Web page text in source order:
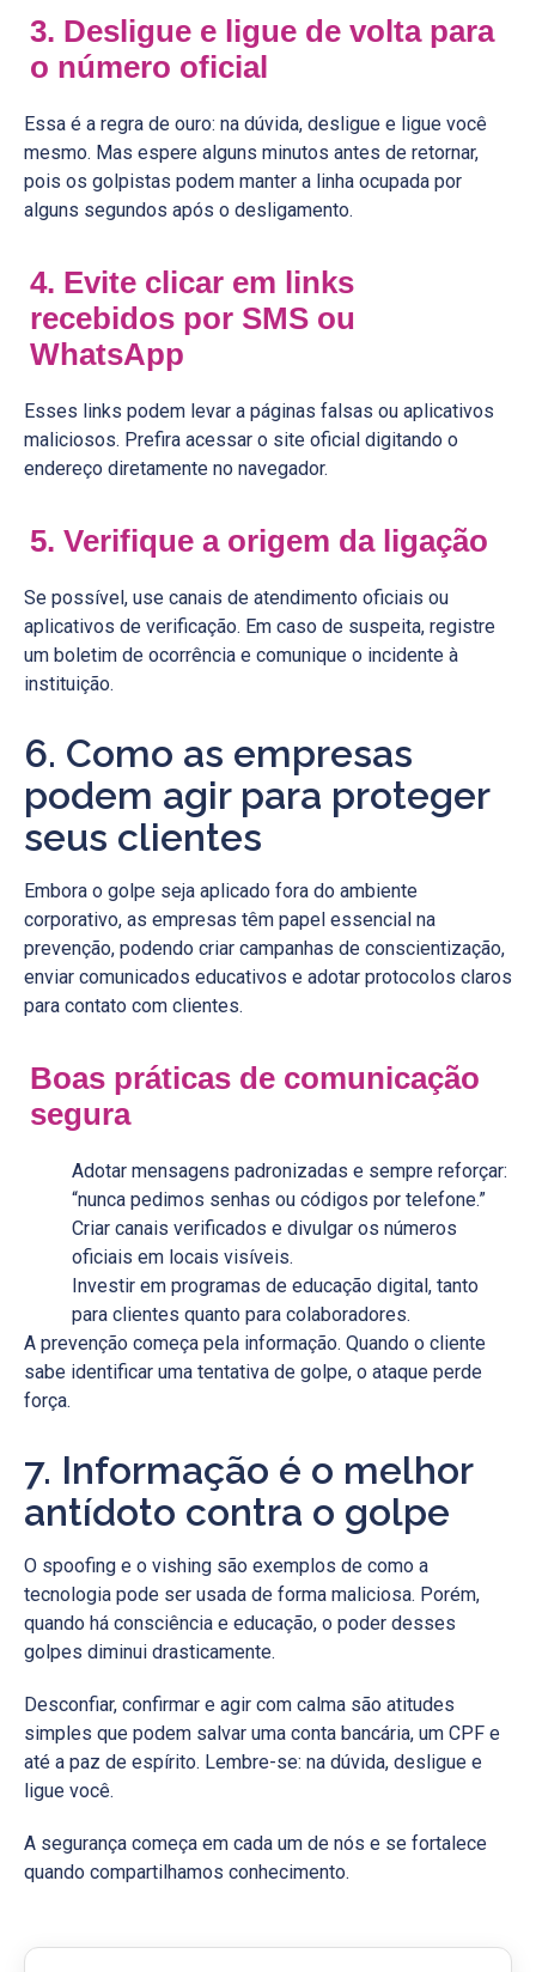
3. Desligue e ligue de volta para
o número oficial
Essa é a regra de ouro: na dúvida, desligue e ligue você
mesmo. Mas espere alguns minutos antes de retornar,
pois os golpistas podem manter a linha ocupada por
alguns segundos após o desligamento.
4. Evite clicar em links
recebidos por SMS ou
WhatsApp
Esses links podem levar a páginas falsas ou aplicativos
maliciosos. Prefira acessar o site oficial digitando o
endereço diretamente no navegador.
5. Verifique a origem da ligação
Se possível, use canais de atendimento oficiais ou
aplicativos de verificação. Em caso de suspeita, registre
um boletim de ocorrência e comunique o incidente à
instituição.
6. Como as empresas
podem agir para proteger
seus clientes
Embora o golpe seja aplicado fora do ambiente
corporativo, as empresas têm papel essencial na
prevenção, podendo criar campanhas de conscientização,
enviar comunicados educativos e adotar protocolos claros
para contato com clientes.
Boas práticas de comunicação
segura
Adotar mensagens padronizadas e sempre reforçar:
“nunca pedimos senhas ou códigos por telefone.”
Criar canais verificados e divulgar os números
oficiais em locais visíveis.
Investir em programas de educação digital, tanto
para clientes quanto para colaboradores.
A prevenção começa pela informação. Quando o cliente
sabe identificar uma tentativa de golpe, o ataque perde
força.
7. Informação é o melhor
antídoto contra o golpe
O spoofing e o vishing são exemplos de como a
tecnologia pode ser usada de forma maliciosa. Porém,
quando há consciência e educação, o poder desses
golpes diminui drasticamente.
Desconfiar, confirmar e agir com calma são atitudes
simples que podem salvar uma conta bancária, um CPF e
até a paz de espírito. Lembre-se: na dúvida, desligue e
ligue você.
A segurança começa em cada um de nós e se fortalece
quando compartilhamos conhecimento.